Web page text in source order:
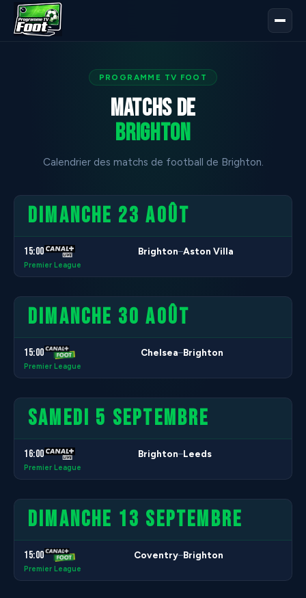
PROGRAMME TV FOOT
Matchs de
Brighton
Calendrier des matchs de football de Brighton.
DIMANCHE 23 AOÛT
15:00 Brighton–Aston Villa
Premier League
DIMANCHE 30 AOÛT
15:00 Chelsea–Brighton
Premier League
SAMEDI 5 SEPTEMBRE
16:00 Brighton–Leeds
Premier League
DIMANCHE 13 SEPTEMBRE
15:00 Coventry–Brighton
Premier League